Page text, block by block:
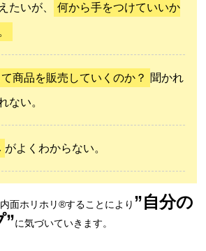
たいが、 何から手をつけていいか
商品を販売していくのか？ 聞かれ
ない。
がよくわからない。
面ホリホリ®︎することにより ”自分の
”に気づいていきます。